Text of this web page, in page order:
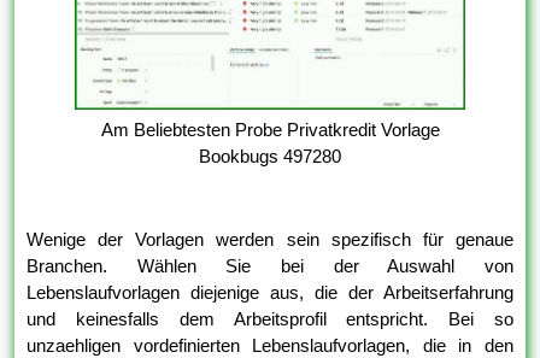
Am Beliebtesten Probe Privatkredit Vorlage
Bookbugs 497280
Wenige der Vorlagen werden sein spezifisch für genaue
Branchen. Wählen Sie bei der Auswahl von
Lebenslaufvorlagen diejenige aus, die der Arbeitserfahrung
und keinesfalls dem Arbeitsprofil entspricht. Bei so
unzaehligen vordefinierten Lebenslaufvorlagen, die in den